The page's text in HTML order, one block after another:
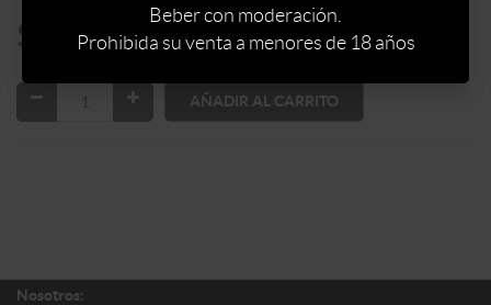
$ 4165
AÑADIR AL CARRITO
Nosotros:
Beber con moderación.
Prohibida su venta a menores de 18 años